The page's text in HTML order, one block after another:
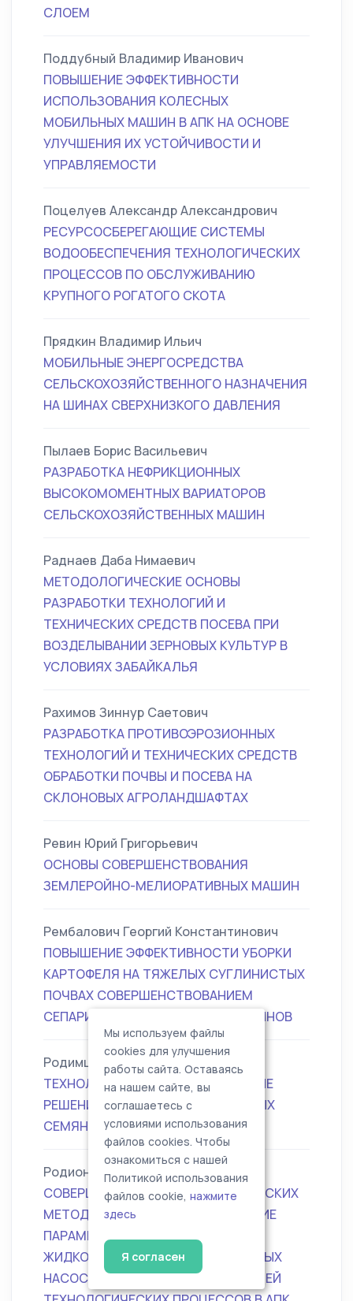
СЛОЕМ
Поддубный Владимир Иванович
ПОВЫШЕНИЕ ЭФФЕКТИВНОСТИ
ИСПОЛЬЗОВАНИЯ КОЛЕСНЫХ
МОБИЛЬНЫХ МАШИН В АПК НА ОСНОВЕ
УЛУЧШЕНИЯ ИХ УСТОЙЧИВОСТИ И
УПРАВЛЯЕМОСТИ
Поцелуев Александр Александрович
РЕСУРСОСБЕРЕГАЮЩИЕ СИСТЕМЫ
ВОДООБЕСПЕЧЕНИЯ ТЕХНОЛОГИЧЕСКИХ
ПРОЦЕССОВ ПО ОБСЛУЖИВАНИЮ
КРУПНОГО РОГАТОГО СКОТА
Прядкин Владимир Ильич
МОБИЛЬНЫЕ ЭНЕРГОСРЕДСТВА
СЕЛЬСКОХОЗЯЙСТВЕННОГО НАЗНАЧЕНИЯ
НА ШИНАХ СВЕРХНИЗКОГО ДАВЛЕНИЯ
Пылаев Борис Васильевич
РАЗРАБОТКА НЕФРИКЦИОННЫХ
ВЫСОКОМОМЕНТНЫХ ВАРИАТОРОВ
СЕЛЬСКОХОЗЯЙСТВЕННЫХ МАШИН
Раднаев Даба Нимаевич
МЕТОДОЛОГИЧЕСКИЕ ОСНОВЫ
РАЗРАБОТКИ ТЕХНОЛОГИЙ И
ТЕХНИЧЕСКИХ СРЕДСТВ ПОСЕВА ПРИ
ВОЗДЕЛЫВАНИИ ЗЕРНОВЫХ КУЛЬТУР В
УСЛОВИЯХ ЗАБАЙКАЛЬЯ
Рахимов Зиннур Саетович
РАЗРАБОТКА ПРОТИВОЭРОЗИОННЫХ
ТЕХНОЛОГИЙ И ТЕХНИЧЕСКИХ СРЕДСТВ
ОБРАБОТКИ ПОЧВЫ И ПОСЕВА НА
СКЛОНОВЫХ АГРОЛАНДШАФТАХ
Ревин Юрий Григорьевич
ОСНОВЫ СОВЕРШЕНСТВОВАНИЯ
ЗЕМЛЕРОЙНО-МЕЛИОРАТИВНЫХ МАШИН
Рембалович Георгий Константинович
ПОВЫШЕНИЕ ЭФФЕКТИВНОСТИ УБОРКИ
КАРТОФЕЛЯ НА ТЯЖЕЛЫХ СУГЛИНИСТЫХ
ПОЧВАХ СОВЕРШЕНСТВОВАНИЕМ
СЕПАРИРУЮЩИХ ОРГАНОВ КОМБАЙНОВ
Родимцев Сергей Александрович
ТЕХНОЛОГИЧЕСКИЕ И ТЕХНИЧЕСКИЕ
РЕШЕНИЯ ПРОИЗВОДСТВА ЭЛИТНЫХ
СЕМЯН ЗЕРНОБОБОВЫХ КУЛЬТУР
Родионов Юрий Викторович
СОВЕРШЕНСТВОВАНИЕ ТЕОРЕТИЧЕСКИХ
МЕТОДОВ РАСЧЕТА И ОБОСНОВАНИЕ
ПАРАМЕТРОВ И РЕЖИМОВ
ЖИДКОСТНОКОЛЬЦЕВЫХ ВАКУУМНЫХ
НАСОСОВ С УЧЕТОМ ОСОБЕННОСТЕЙ
Мы используем файлы
cookies для улучшения
работы сайта. Оставаясь
на нашем сайте, вы
соглашаетесь с
условиями использования
файлов cookies. Чтобы
ознакомиться с нашей
Политикой использования
файлов cookie, нажмите
здесь
Я согласен